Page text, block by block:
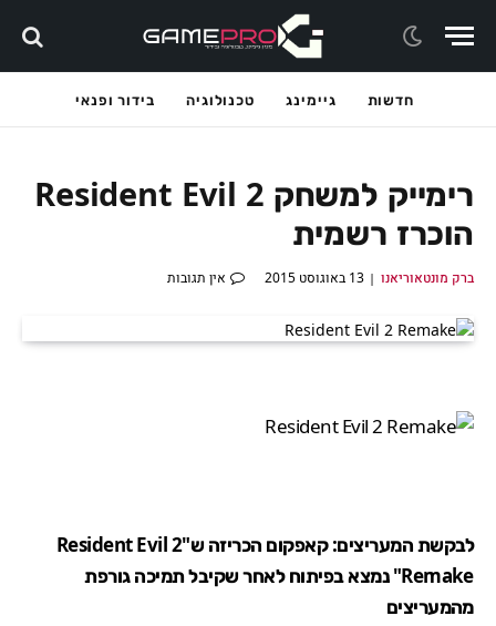
חדשות גיימינג טכנולוגיה בידור ופנאי
רימייק למשחק Resident Evil 2
הוכרז רשמית
ברק מונטאוריאנו 13 באוגוסט 2015 אין תגובות
לבקשת המעריצים: קאפקום הכריזה ש"Resident Evil 2
Remake" נמצא בפיתוח לאחר שקיבל תמיכה גורפת
מהמעריצים